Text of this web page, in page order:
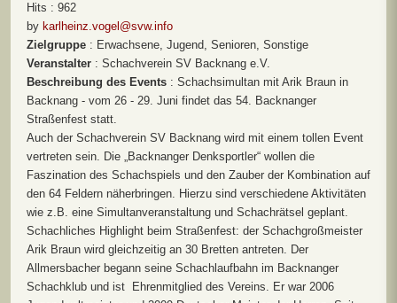
Hits : 962
by karlheinz.vogel@svw.info
Zielgruppe : Erwachsene, Jugend, Senioren, Sonstige
Veranstalter : Schachverein SV Backnang e.V.
Beschreibung des Events : Schachsimultan mit Arik Braun in
Backnang - vom 26 - 29. Juni findet das 54. Backnanger
Straßenfest statt.
Auch der Schachverein SV Backnang wird mit einem tollen Event
vertreten sein. Die „Backnanger Denksportler“ wollen die
Faszination des Schachspiels und den Zauber der Kombination auf
den 64 Feldern näherbringen. Hierzu sind verschiedene Aktivitäten
wie z.B. eine Simultanveranstaltung und Schachrätsel geplant.
Schachliches Highlight beim Straßenfest: der Schachgroßmeister
Arik Braun wird gleichzeitig an 30 Bretten antreten. Der
Allmersbacher begann seine Schachlaufbahn im Backnanger
Schachklub und ist Ehrenmitglied des Vereins. Er war 2006